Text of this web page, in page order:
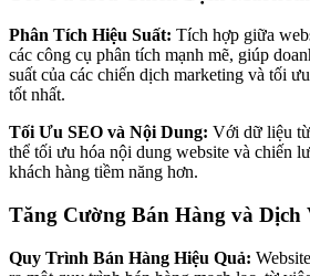
Phân Tích Hiệu Suất: Tích hợp giữa
các công cụ phân tích mạnh mẽ, giúp
suất của các chiến dịch marketing và tối
tốt nhất.
Tối Ưu SEO và Nội Dung: Với dữ liệu
thể tối ưu hóa nội dung website và chiến
khách hàng tiềm năng hơn.
Tăng Cường Bán Hàng và Dịch
Quy Trình Bán Hàng Hiệu Quả: